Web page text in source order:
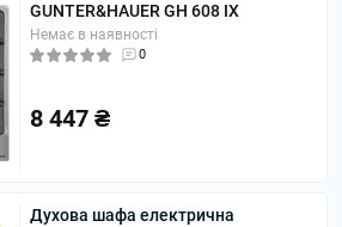
GUNTER&HAUER GH 608 IX
Немає в наявності
0
8 447 ₴
Духова шафа електрична